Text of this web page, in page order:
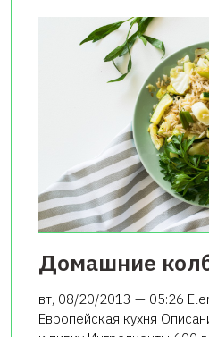
Домашние
вт, 08/20/2013 — 05:26
Европейская кухня